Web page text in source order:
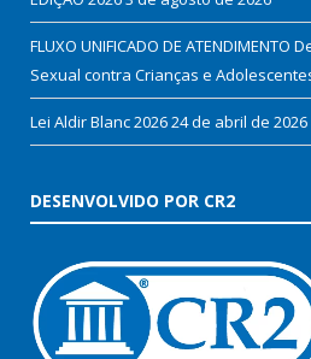
FLUXO UNIFICADO DE
Sexual contra Crianças e
Lei Aldir Blanc 202624 de abril de 2026
DESENVOLVIDO POR CR2